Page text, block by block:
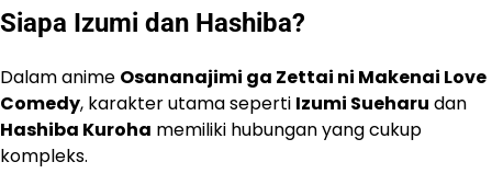
Siapa Izumi dan Hashiba?
Dalam anime Osananajimi ga Zettai ni Makenai Love
Comedy, karakter utama seperti Izumi Sueharu dan
Hashiba Kuroha memiliki hubungan yang cukup
kompleks.